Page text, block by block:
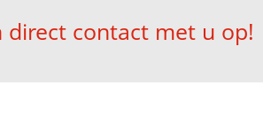
direct contact met u op!